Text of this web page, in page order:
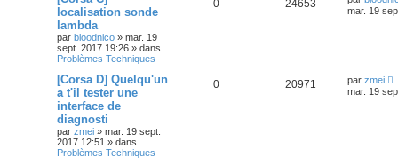
localisation sonde
lambda
par bloodnico » mar. 19
sept. 2017 19:26 » dans
Problèmes Techniques
0 24653
mar. 19
[Corsa D] Quelqu'un
a t'il tester une
interface de
diagnosti
par zmei » mar. 19 sept.
2017 12:51 » dans
Problèmes Techniques
0 20971 par zmei
mar. 19